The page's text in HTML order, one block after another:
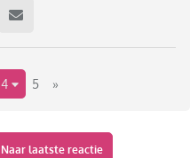
4 5 »
Naar laatste reactie